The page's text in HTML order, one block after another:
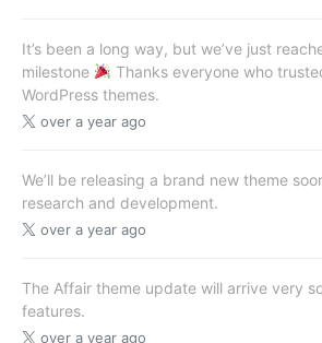
It’s been a long way, but we’ve just
milestone
Thanks everyone who
WordPress themes.
over a year ago
We’ll be releasing a brand new theme
research and development.
over a year ago
The Affair theme update will arrive very
features.
over a year ago